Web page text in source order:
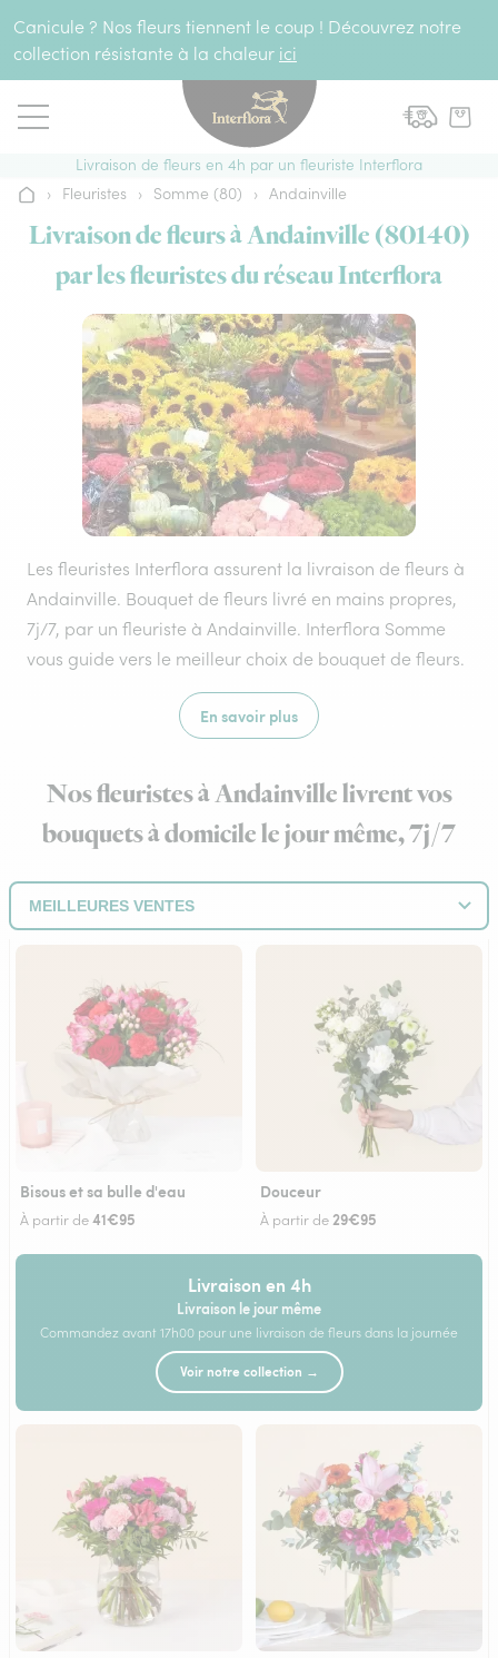
Canicule ? Nos fleurs tiennent le coup ! Découvrez notre
collection résistante à la chaleur ici
Livraison de fleurs en 4h par un fleuriste Interflora
Accueil
› Fleuristes › Somme (80) › Andainville
Livraison de fleurs à Andainville (80140)
par les fleuristes du réseau Interflora
Les fleuristes Interflora assurent la livraison de fleurs à
Andainville. Bouquet de fleurs livré en mains propres,
7j/7, par un fleuriste à Andainville. Interflora Somme
vous guide vers le meilleur choix de bouquet de fleurs.
En savoir plus
Nos fleuristes à Andainville livrent vos
bouquets à domicile le jour même, 7j/7
Bisous et sa bulle d'eau
À partir de41€95
Douceur
À partir de 29€95
Livraison en 4h
Livraison le jour même
Commandez avant 17h00 pour une livraison de fleurs dans la journée
Voir notre collection →